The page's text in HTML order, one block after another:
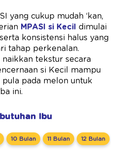
yang cukup mudah ‘kan,
MPASI si Kecil
dimulai
konsistensi halus yang
tahap perkenalan.
tekstur secara
si Kecil mampu
pada melon untuk
ini.
Ibu
10 Bulan 11 Bulan 12 Bulan